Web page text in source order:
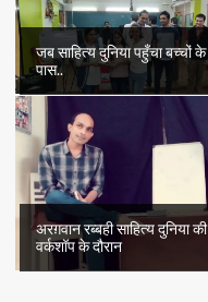
जब साहित्य दुनिया पहुँचा बच्चों के
पास..
अरग़वान रब्बही साहित्य दुनिया की
वर्कशॉप के दौरान